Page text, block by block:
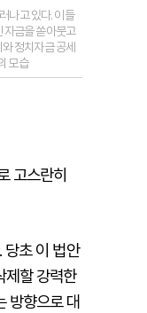
나고 있다. 이들
자금을 쏟아붓고
정치자금 공세
모습
고스란히
당초 이 법안
제할 강력한
방향으로 대